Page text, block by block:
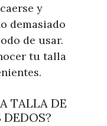
y
demasiado
de usar.
tu talla
TALLA DE